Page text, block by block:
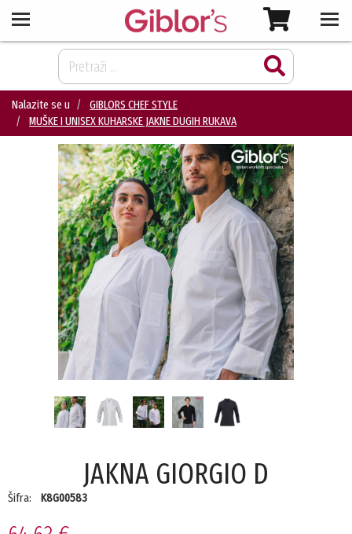
Nalazite se u
GIBLORS CHEF STYLE
MUŠKE I UNISEX KUHARSKE JAKNE DUGIH RUKAVA
JAKNA GIORGIO D
Šifra: K8G00583